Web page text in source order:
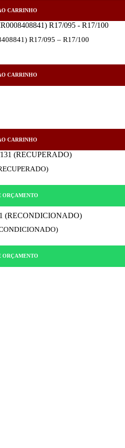
CARRINHO
7916497904_POTENCIOMETRO DA DIRECAO (COD. ANT. IR0008408841) R17/095 – R17/100
CARRINHO
CARRINHO
ORÇAMENTO
– T20SP/131 (RECONDICIONADO)
ORÇAMENTO